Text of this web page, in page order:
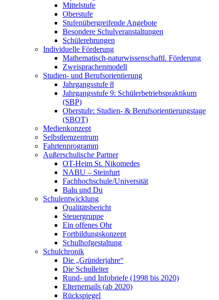
Mittelstufe
Oberstufe
Stufenübergreifende Angebote
Besondere Schulveranstaltungen
Schülerehrungen
Individuelle Förderung
Mathematisch-naturwissenschaftl. Förderung
Zweisprachenmodell
Studien- und Berufsorientierung
Jahrgangsstufe 8
Jahrgangsstufe 9: Schülerbetriebspraktikum
(SBP)
Oberstufe: Studien- & Berufsorientierungstage
(SBOT)
Medienkonzept
Selbstlernzentrum
Fahrtenprogramm
Außerschulische Partner
OT-Heim St. Nikomedes
NABU – Steinfurt
Fachhochschule/Universität
Balu und Du
Schulentwicklung
Qualitätsbericht
Steuergruppe
Ein offenes Ohr
Fortbildungskonzept
Schulhofgestaltung
Schulchronik
Die „Gründerjahre“
Die Schulleiter
Rund- und Infobriefe (1998 bis 2020)
Elternemails (ab 2020)
Rückspiegel